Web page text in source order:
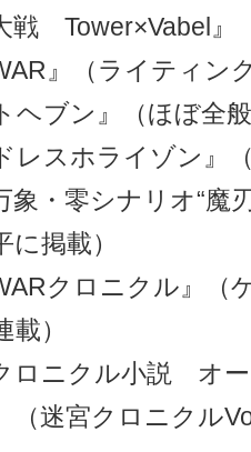
戦 Tower×Vabel』
』（ライティン
ヘブン』（ほぼ全
レスホライゾン』
象・零シナリオ“魔
に掲載）
クロニクル』（
）
ロニクル小説 オ
（迷宮クロニクル